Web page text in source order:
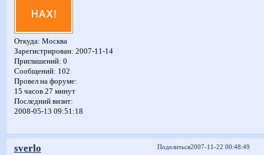
Откуда: Москва
Зарегистрирован: 2007-11-14
Приглашений: 0
Сообщений: 102
Провел на форуме:
15 часов 27 минут
Последний визит:
2008-05-13 09:51:18
Поделиться2007-11-22 00:48:49
sverlo